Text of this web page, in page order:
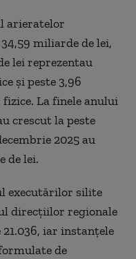
arieratelor
miliarde de lei,
lei reprezentau
şi peste 3,96
La finele anului
crescut la peste
2025 au
de lei.
executărilor silite
direcţiilor regionale
iar instanţele
de